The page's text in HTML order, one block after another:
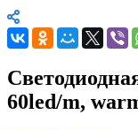
60led/m,